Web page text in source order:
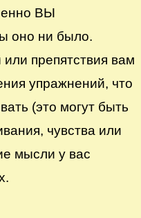
ВЫ
оно ни было.
или препятствия вам
упражнений, что
(это могут быть
чувства или
мысли у вас